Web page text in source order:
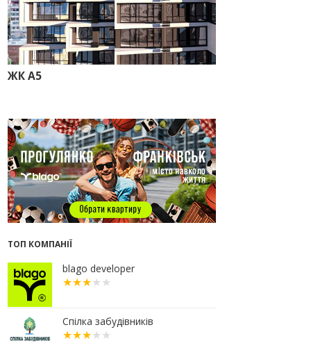
20.07.2026
13:19
У Поляниці та Франківську
прокуратура стягує понад 13 млн
грн пайових внесків
14:32
Літо вигідних інвестицій:
комерційні приміщення зі
знижками до -7%
12:26
Введено в експлуатацію першу
секцію ЖК SKYGARDEN
11:50
Ведення фасадних робіт у 36
корпусі ЖР “Княгинин”
стрімко дорожчають: скільки в
метр
15.07.2026
12:06
На Франківщині житло за
«єОселею» дешевше на 21%
13.07.2026
ЖК А5
ТОП КОМПАНІЇ
blago developer
Спілка забудівників